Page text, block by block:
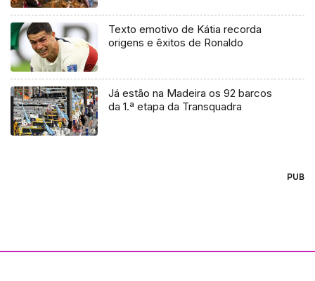
Texto emotivo de Kátia recorda
origens e êxitos de Ronaldo
Já estão na Madeira os 92 barcos
da 1.ª etapa da Transquadra
PUB